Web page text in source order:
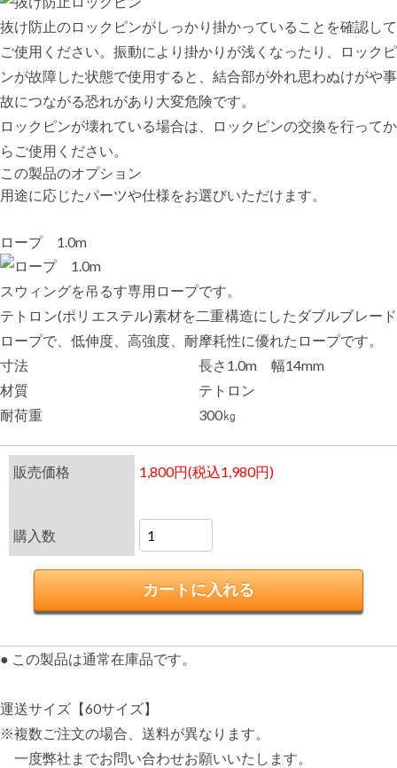
抜け防止のロックピンがしっかり掛かっていることを確認して
ご使用ください。振動により掛かりが浅くなったり、ロックピ
ンが故障した状態で使用すると、結合部が外れ思わぬけがや事
故につながる恐れがあり大変危険です。
ロックピンが壊れている場合は、ロックピンの交換を行ってか
らご使用ください。
この製品のオプション
用途に応じたパーツや仕様をお選びいただけます。
ロープ 1.0m
スウィングを吊るす専用ロープです。
テトロン(ポリエステル)素材を二重構造にしたダブルブレード
ロープで、低伸度、高強度、耐摩耗性に優れたロープです。
寸法
長さ1.0m 幅14mm
材質
テトロン
耐荷重
300㎏
販売価格 1,800円(税込1,980円)
購入数
● この製品は通常在庫品です。
運送サイズ【60サイズ】
※複数ご注文の場合、送料が異なります。
一度弊社までお問い合わせお願いいたします。